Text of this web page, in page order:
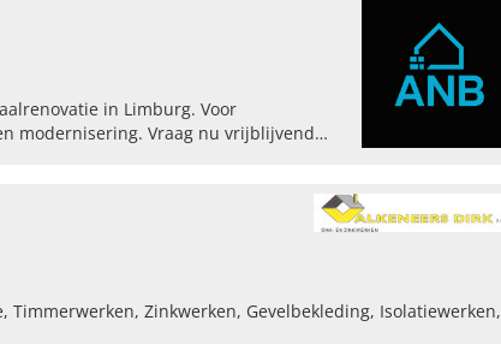
in Limburg. Voor
modernisering. Vraag nu vrijblijvend
Timmerwerken, Zinkwerken, Gevelbekleding, Isolatiewerken,